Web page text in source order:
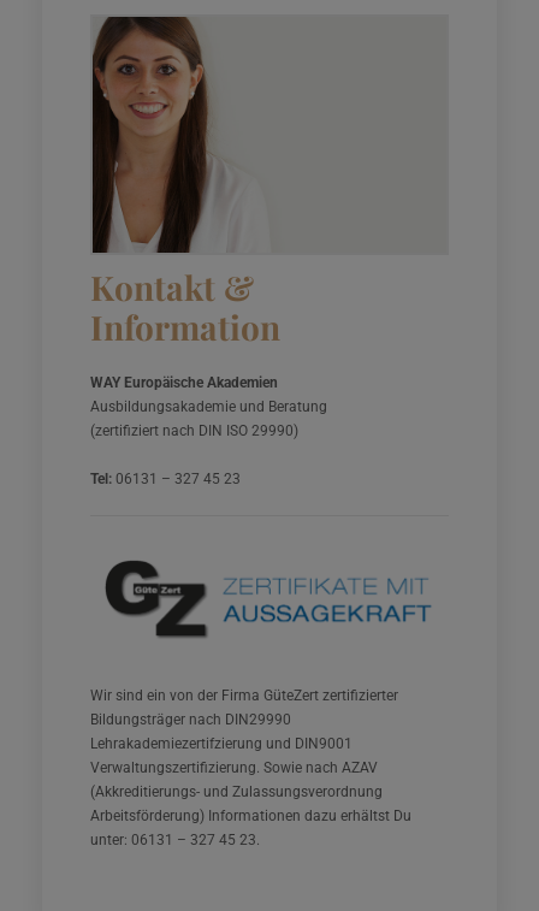
Kontakt &
Information
WAY Europäische Akademien
Ausbildungsakademie und Beratung
(zertifiziert nach DIN ISO 29990)
Tel: 06131 – 327 45 23
Wir sind ein von der Firma GüteZert zertifizierter
Bildungsträger nach DIN29990
Lehrakademiezertifzierung und DIN9001
Verwaltungszertifizierung. Sowie nach AZAV
(Akkreditierungs- und Zulassungsverordnung
Arbeitsförderung) Informationen dazu erhältst Du
unter: 06131 – 327 45 23.